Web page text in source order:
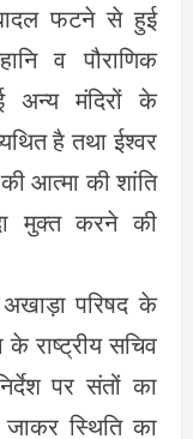
फटने से हुई
व पौराणिक
अन्य मंदिरों के
है तथा ईश्वर
आत्मा की शांति
मुक्त करने की
अखाड़ा परिषद के
के राष्ट्रीय सचिव
पर संतों का
जाकर स्थिति का